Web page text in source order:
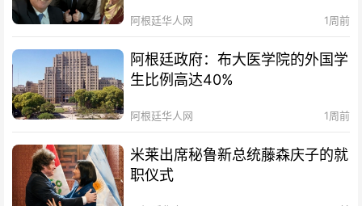
阿根廷华人网 1周前
阿根廷政府：布大医学院的外国学
生比例高达40%
阿根廷华人网 1周前
米莱出席秘鲁新总统藤森庆子的就
职仪式